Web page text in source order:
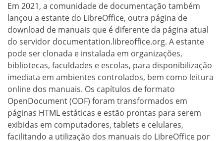
Em 2021, a comunidade de documentação também
lançou a estante do LibreOffice, outra página de
download de manuais que é diferente da página atual
do servidor documentation.libreoffice.org. A estante
pode ser clonada e instalada em organizações,
bibliotecas, faculdades e escolas, para disponibilização
imediata em ambientes controlados, bem como leitura
online dos manuais. Os capítulos de formato
OpenDocument (ODF) foram transformados em
páginas HTML estáticas e estão prontas para serem
exibidas em computadores, tablets e celulares,
facilitando a utilização dos manuais do LibreOffice por